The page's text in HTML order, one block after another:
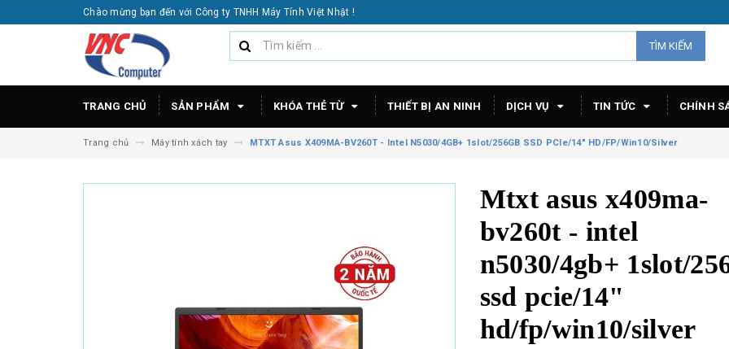
Chào mừng bạn đến với Công ty TNHH Máy Tính Việt Nhật !
TÌM KIẾM
TRANG CHỦ SẢN PHẨM KHÓA THẺ TỪ THIẾT BỊ AN NINH DỊCH VỤ TIN TỨC CHÍNH
Trang chủ Máy tính xách tay MTXT Asus X409MA-BV260T - Intel N5030/4GB+ 1slot/256GB SSD PCIe/14" HD/FP/Win10/Silver
Mtxt asus x409ma-
bv260t - intel
n5030/4gb+ 1slot/
ssd pcie/14"
hd/fp/win10/silver